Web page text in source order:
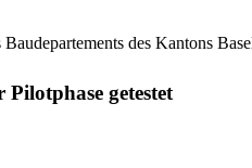
des Kantons
Pilotphase getestet